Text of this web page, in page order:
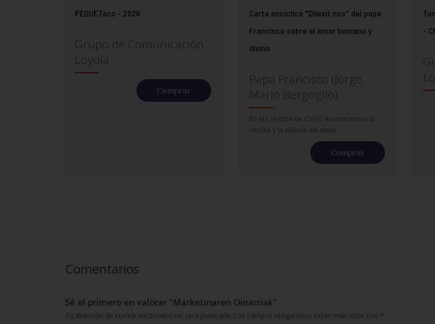
PEQUETaco - 2026
Comprar
Carta encíclica "Dilexit nos" del papa
Francisco sobre el amor humano y
divino
En el Corazón de Cristo encontramos la
verdad y la belleza del amor
Comprar
-
Comentarios
Sé el primero en valorar “Marketinaren Oinarriak”
Tu dirección de correo electrónico no será publicada. Los campos obligatorios están marcados con *